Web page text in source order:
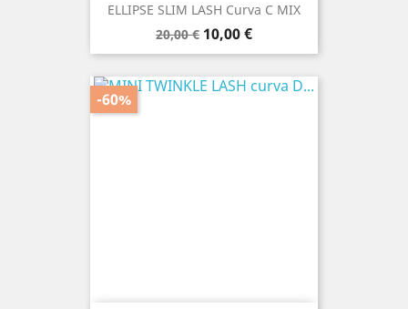
ELLIPSE SLIM LASH Curva C MIX
Prezzo
base
20,00 € Prezzo
10,00 €
-60%